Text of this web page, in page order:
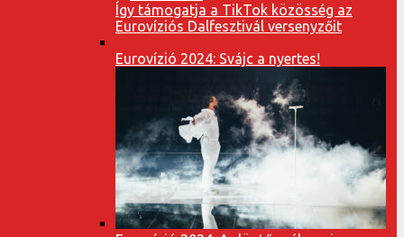
Így támogatja a TikTok közösség az
Eurovíziós Dalfesztivál versenyzőit
Eurovízió 2024: Svájc a nyertes!